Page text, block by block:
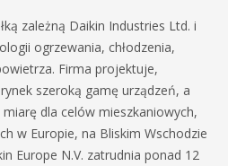
zależną Daikin Industries Ltd. i
ogrzewania, chłodzenia,
Firma projektuje,
szeroką gamę urządzeń, a
dla celów mieszkaniowych,
w Europie, na Bliskim Wschodzie
Europe N.V. zatrudnia ponad 12